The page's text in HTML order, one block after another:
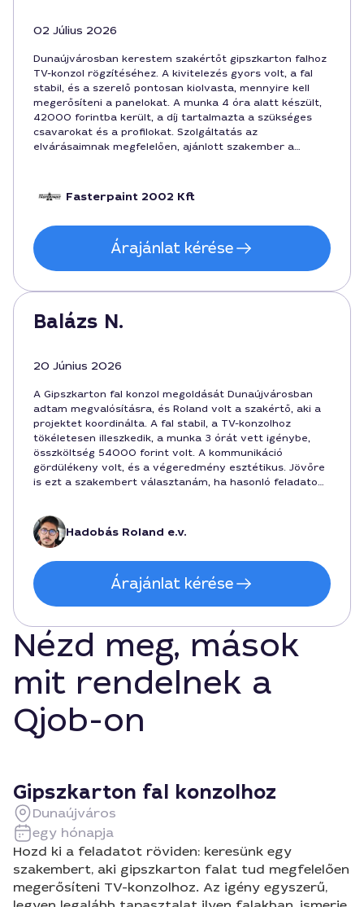
02 Július 2026
Dunaújvárosban kerestem szakértőt gipszkarton falhoz
TV-konzol rögzítéséhez. A kivitelezés gyors volt, a fal
stabil, és a szerelő pontosan kiolvasta, mennyire kell
megerősíteni a panelokat. A munka 4 óra alatt készült,
42000 forintba került, a díj tartalmazta a szükséges
csavarokat és a profilokat. Szolgáltatás az
elvárásaimnak megfelelően, ajánlott szakember a
Fasterpaint 2002 Kft
Árajánlat kérése
Balázs N.
20 Június 2026
A Gipszkarton fal konzol megoldását Dunaújvárosban
adtam megvalósításra, és Roland volt a szakértő, aki a
projektet koordinálta. A fal stabil, a TV-konzolhoz
tökéletesen illeszkedik, a munka 3 órát vett igénybe,
összköltség 54000 forint volt. A kommunikáció
gördülékeny volt, és a végeredmény esztétikus. Jövőre
is ezt a szakembert választanám, ha hasonló feladatom
Hadobás Roland e.v.
Árajánlat kérése
Nézd meg, mások
mit rendelnek a
Qjob-on
Gipszkarton fal konzolhoz
Dunaújváros
egy hónapja
Hozd ki a feladatot röviden: keresünk egy
szakembert, aki gipszkarton falat tud megfelelően
megerősíteni TV-konzolhoz. Az igény egyszerű,